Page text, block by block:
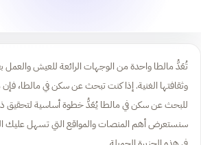
تُعَدُّ مالطا واحدة من الوجهات الرائعة للعيش
وثقافتها الغنية. إذا كنت تبحث عن سكن في مالطا،
للبحث عن سكن في مالطا يُعَدُّ خطوة أساسية لتحقيق
سنستعرض أهم المنصات والمواقع التي تسهل عليك